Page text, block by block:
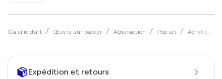
Galerie d'art Œuvre sur papier Abstraction Pop art Acrylique
Expédition et retours